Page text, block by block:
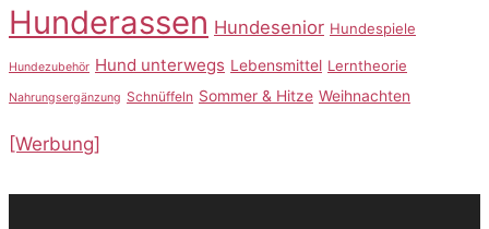
Hunderassen Hundesenior Hundespiele
Hundezubehör Hund unterwegs Lebensmittel Lerntheorie
Nahrungsergänzung Schnüffeln Sommer & Hitze Weihnachten
[Werbung]